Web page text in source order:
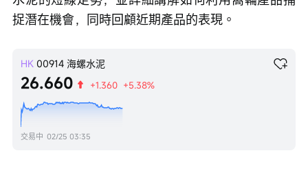
捉潛在機會，同時回顧近期產品的表現。
HK 00914 海螺水泥
26.660 +1.360 +5.38%
交易中 02/25 03:35